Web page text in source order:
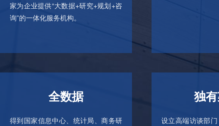
家为企业提供“大数据+研究+规划+咨
询”的一体化服务机构。
全数据
得到国家信息中心、统计局、商务研
独
设立高端访谈部